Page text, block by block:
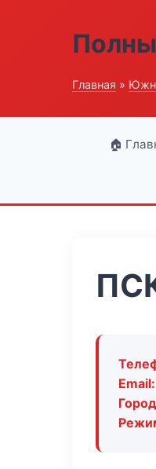
Главная »
🏠
Email: